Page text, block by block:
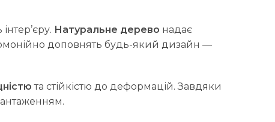
Натуральне дерево надає
доповнять будь-який дизайн —
та стійкістю до деформацій. Завдяки